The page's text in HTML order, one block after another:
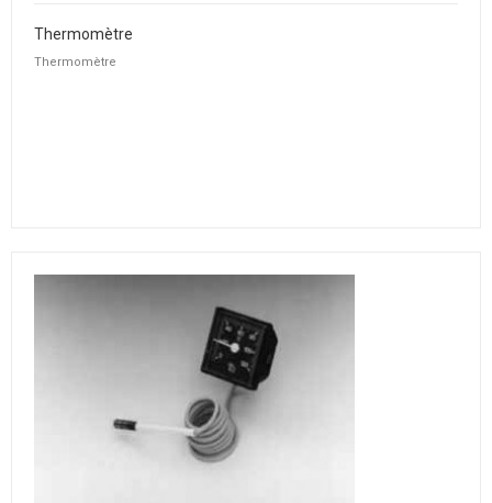
Thermomètre
Thermomètre